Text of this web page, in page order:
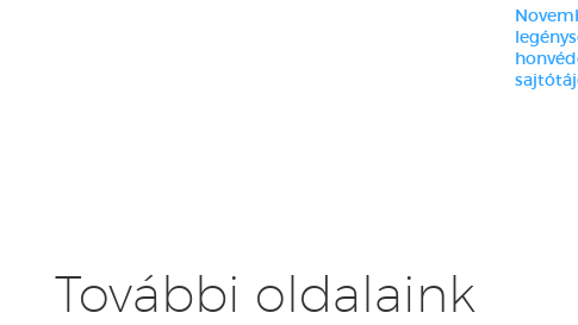
További oldalaink